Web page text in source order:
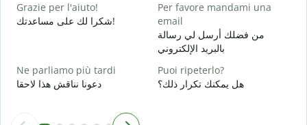
Grazie per l'aiuto!
شكرا لك على مساعدتك!
Per favore mandami una
email
من فضلك أرسل لي رسالة
بالبريد الإلكتروني
Ne parliamo più tardi
دعونا نناقش هذا لاحقا
Puoi ripeterlo?
هل يمكنك تكرار ذلك؟